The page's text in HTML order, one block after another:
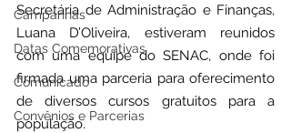
Campanhas
Datas Comemorativas
Comunicado
Convênios e Parcerias
Secretária de Administração e Finanças,
Luana D’Oliveira, estiveram reunidos
com uma equipe do SENAC, onde foi
firmada uma parceria para oferecimento
de diversos cursos gratuitos para a
população.